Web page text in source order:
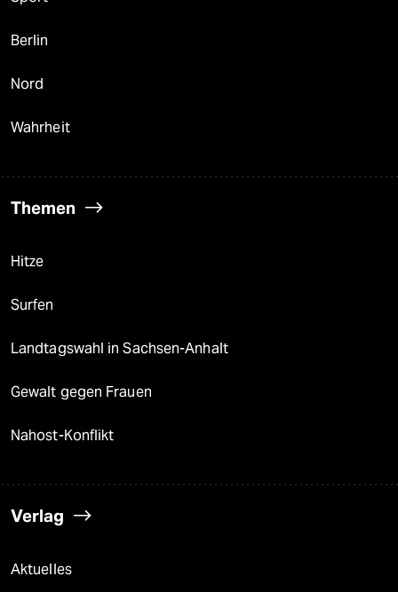
Berlin
Nord
Wahrheit
Themen
Hitze
Surfen
Landtagswahl in Sachsen-Anhalt
Gewalt gegen Frauen
Nahost-Konflikt
Verlag
Aktuelles